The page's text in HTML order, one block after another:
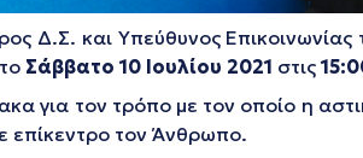
Δ.Σ. και Υπεύθυνος Επικοινωνίας
Σάββατο 10 Ιουλίου 2021 στις
για τον τρόπο με τον οποίο η
επίκεντρο τον Άνθρωπο.